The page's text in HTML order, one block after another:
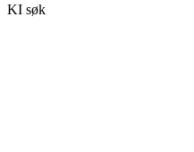
KI søk